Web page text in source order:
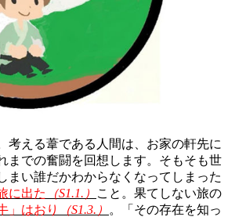
考える葦である人間は、お家の軒先に
までの奮闘を回想します。そもそも世
まい誰だかわからなくなってしまった
に出た （S1.1. ）
こと。果てしない旅の
」はおり （S1.3. ）
。「その存在を知っ